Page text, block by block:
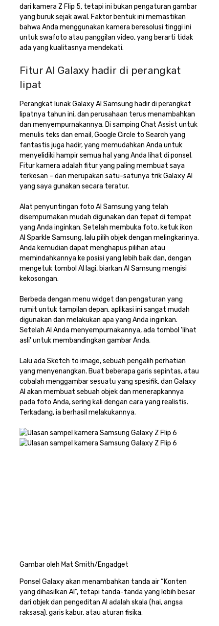
dari kamera Z Flip 5, tetapi ini bukan pengaturan gambar
yang buruk sejak awal. Faktor bentuk ini memastikan
bahwa Anda menggunakan kamera beresolusi tinggi ini
untuk swafoto atau panggilan video, yang berarti tidak
ada yang kualitasnya mendekati.
Fitur AI Galaxy hadir di perangkat
lipat
Perangkat lunak Galaxy AI Samsung hadir di perangkat
lipatnya tahun ini, dan perusahaan terus menambahkan
dan menyempurnakannya. Di samping Chat Assist untuk
menulis teks dan email, Google Circle to Search yang
fantastis juga hadir, yang memudahkan Anda untuk
menyelidiki hampir semua hal yang Anda lihat di ponsel.
Fitur kamera adalah fitur yang paling membuat saya
terkesan – dan merupakan satu-satunya trik Galaxy AI
yang saya gunakan secara teratur.
Alat penyuntingan foto AI Samsung yang telah
disempurnakan mudah digunakan dan tepat di tempat
yang Anda inginkan. Setelah membuka foto, ketuk ikon
AI Sparkle Samsung, lalu pilih objek dengan melingkarinya.
Anda kemudian dapat menghapus pilihan atau
memindahkannya ke posisi yang lebih baik dan, dengan
mengetuk tombol AI lagi, biarkan AI Samsung mengisi
kekosongan.
Berbeda dengan menu widget dan pengaturan yang
rumit untuk tampilan depan, aplikasi ini sangat mudah
digunakan dan melakukan apa yang Anda inginkan.
Setelah AI Anda menyempurnakannya, ada tombol 'lihat
asli' untuk membandingkan gambar Anda.
Lalu ada Sketch to image, sebuah pengalih perhatian
yang menyenangkan. Buat beberapa garis sepintas, atau
cobalah menggambar sesuatu yang spesifik, dan Galaxy
AI akan membuat sebuah objek dan menerapkannya
pada foto Anda, sering kali dengan cara yang realistis.
Terkadang, ia berhasil melakukannya.
Gambar oleh Mat Smith/Engadget
Ponsel Galaxy akan menambahkan tanda air “Konten
yang dihasilkan AI”, tetapi tanda-tanda yang lebih besar
dari objek dan pengeditan AI adalah skala (hai, angsa
raksasa), garis kabur, atau aturan fisika.